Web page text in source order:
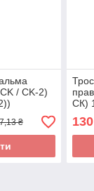
/ CK-2)
ASM-
₴
СК)